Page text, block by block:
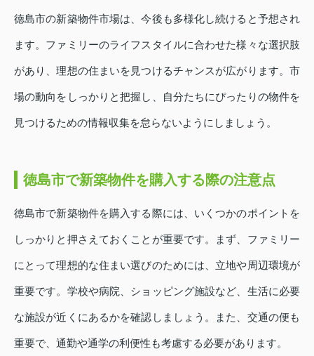
徳島市の新築物件市場は、今後も多様化し続けると予想され
ます。ファミリーのライフスタイルに合わせた様々な選択肢
があり、理想の住まいを見つけるチャンスが広がります。市
場の動向をしっかりと把握し、自分たちにぴったりの物件を
見つけるための情報収集を怠らないようにしましょう。
徳島市で新築物件を購入する際の注意点
徳島市で新築物件を購入する際には、いくつかのポイントを
しっかりと押さえておくことが重要です。まず、ファミリー
にとって理想的な住まい選びのためには、立地や周辺環境が
重要です。学校や病院、ショッピング施設など、生活に必要
な施設が近くにあるかを確認しましょう。また、交通の便も
重要で、通勤や通学の利便性も考慮する必要があります。